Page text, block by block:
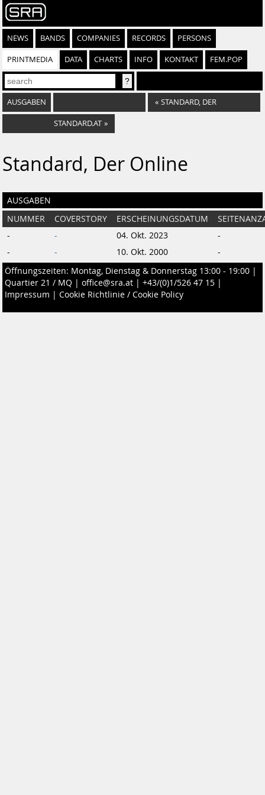
NEWS BANDS COMPANIES RECORDS PERSONS
PRINTMEDIA DATA CHARTS INFO KONTAKT FEM.POP
AUSGABEN « STANDARD, DER
STANDARD.AT »
Standard, Der Online
AUSGABEN
NUMMER COVERSTORY ERSCHEINUNGSDATUM
-
- 04. Okt. 2023
-
-
- 10. Okt. 2000
-
Öffnungszeiten: Montag, Dienstag & Donnerstag 13:00 - 19:00 |
Quartier 21 / MQ | office@sra.at | +43/(0)1/526 47 15 |
Impressum | Cookie Richtlinie / Cookie Policy